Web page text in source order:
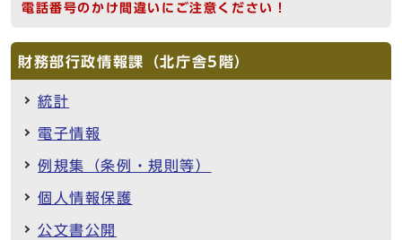
電話番号のかけ間違いにご注意ください！
財務部行政情報課（北庁舎5階）
統計
電子情報
例規集（条例・規則等）
個人情報保護
公文書公開